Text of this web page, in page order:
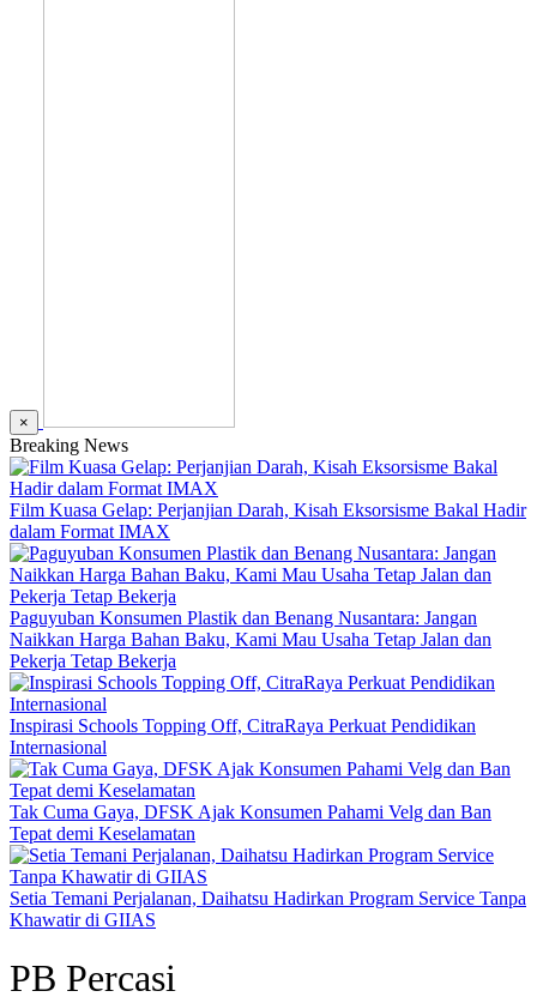
×
Breaking News
Film Kuasa Gelap: Perjanjian Darah, Kisah Eksorsisme Bakal Hadir
dalam Format IMAX
Paguyuban Konsumen Plastik dan Benang Nusantara: Jangan
Naikkan Harga Bahan Baku, Kami Mau Usaha Tetap Jalan dan
Pekerja Tetap Bekerja
Inspirasi Schools Topping Off, CitraRaya Perkuat Pendidikan
Internasional
Tak Cuma Gaya, DFSK Ajak Konsumen Pahami Velg dan Ban
Tepat demi Keselamatan
Setia Temani Perjalanan, Daihatsu Hadirkan Program Service Tanpa
Khawatir di GIIAS
PB Percasi